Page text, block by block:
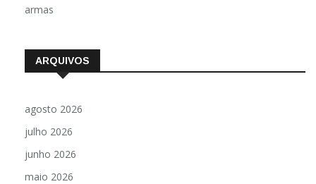
armas
ARQUIVOS
agosto 2026
julho 2026
junho 2026
maio 2026